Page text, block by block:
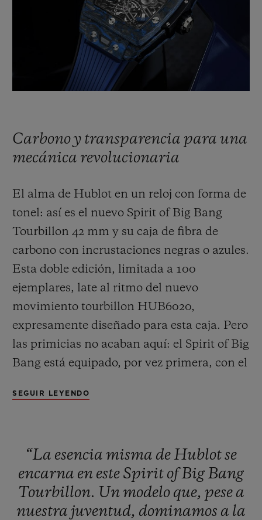
Carbono y transparencia para una
mecánica revolucionaria
El alma de Hublot en un reloj con forma de
tonel: así es el nuevo Spirit of Big Bang
Tourbillon 42 mm y su caja de fibra de
carbono con incrustaciones negras o azules.
Esta doble edición, limitada a 100
ejemplares, late al ritmo del nuevo
movimiento tourbillon HUB6020,
expresamente diseñado para esta caja. Pero
las primicias no acaban aquí: el Spirit of Big
Bang está equipado, por vez primera, con el
de correa con gran rapidez y comodidad.
SEGUIR LEYENDO
“La esencia misma deHublotse
encarna en este Spirit ofBigBang
Tourbillon. Un modelo que, pese a
nuestra juventud, dominamos a la
SUMMER MULTI-
COLORED CERAMIC
BIG BANG
PEACH CERAMIC
SERVICIOS EXCLUSIVOS
HUBLOTISTA Y GARANTÍA AMPLIADA
DEVOLUCIONES Y ENVÍOS GRATUITOS
PAGO SEGURO
CONTACTO
ENCONTRAR UNA